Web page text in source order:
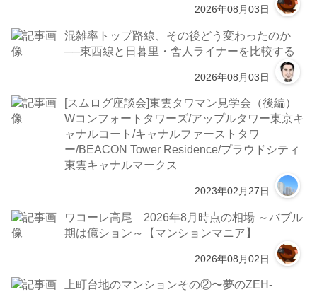
2026年08月03日
混雑率トップ路線、その後どう変わったのか
──東西線と日暮里・舎人ライナーを比較する
2026年08月03日
[スムログ座談会]東雲タワマン見学会（後編）
Wコンフォートタワーズ/アップルタワー東京キ
ャナルコート/キャナルファーストタワ
ー/BEACON Tower Residence/プラウドシティ
東雲キャナルマークス
2023年02月27日
ワコーレ高尾 2026年8月時点の相場 ～バブル
期は億ション～【マンションマニア】
2026年08月02日
上町台地のマンションその②〜夢のZEH-